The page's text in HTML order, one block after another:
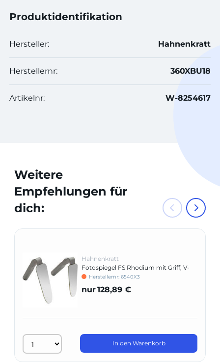
Produktidentifikation
Hersteller: Hahnenkratt
Herstellernr: 360XBU18
Artikelnr: W-8254617
Weitere
Empfehlungen für
dich:
Hahnenkratt
Fotospiegel FS Rhodium mit Griff, V-
förmig
Herstellernr: 6540X3
nur128,89 €
In den Warenkorb